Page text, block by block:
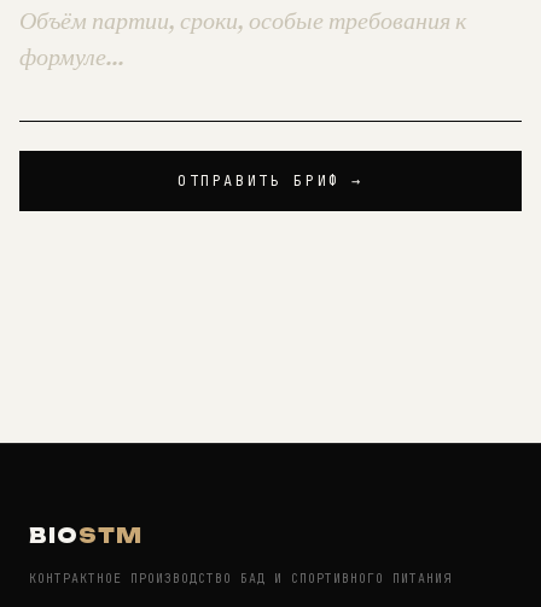
ОТПРАВИТЬ БРИФ →
BIOSTM
КОНТРАКТНОЕ ПРОИЗВОДСТВО БАД И СПОРТИВНОГО ПИТАНИЯ